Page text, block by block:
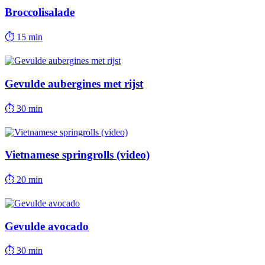
Broccolisalade
⏱ 15 min
Gevulde aubergines met rijst
⏱ 30 min
Vietnamese springrolls (video)
⏱ 20 min
Gevulde avocado
⏱ 30 min